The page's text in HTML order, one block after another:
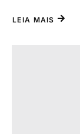
LEIA MAIS